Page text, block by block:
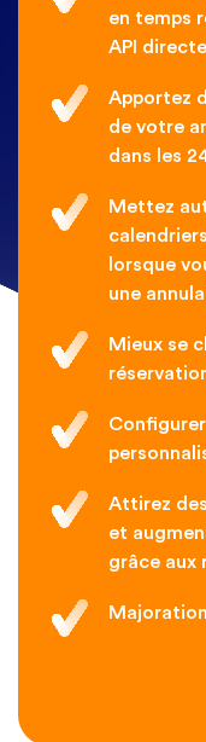
en temps
API
Apportez
de votre
dans les
Mettez
lorsque
une
Mieux se
Attirez
et
grâce aux